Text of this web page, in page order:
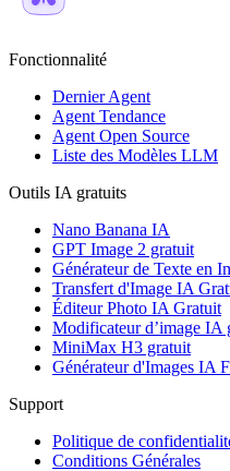
Fonctionnalité
Dernier Agent
Agent Tendance
Agent Open Source
Liste des Modèles LLM
Outils IA gratuits
Nano Banana IA
GPT Image 2 gratuit
Générateur de Texte en
Transfert d'Image IA
Éditeur Photo IA Gratuit
Modificateur d’image IA
MiniMax H3 gratuit
Générateur d'Images IA
Support
Politique de
Conditions Générales